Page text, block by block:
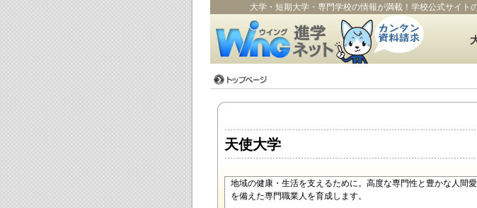
大学・短期大学・専門学校の情報が満載！学校公式サイト
天使大学
地域の健康・生活を支えるために。高度な専門性と豊かな人間愛
を備えた専門職業人を育成します。